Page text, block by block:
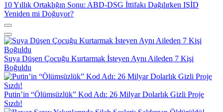
10 Yıllık Ortaklığın Sonu: ABD-DSG İttifakı Dağılırken IŞİD
Yeniden mi Doğuyor?
Suya Düşen Çocuğu Kurtarmak İsteyen Aynı Aileden 7 Kişi
Boğuldu
Putin’in “Ölümsüzlük” Kod Adı: 26 Milyar Dolarlık Gizli Proje
Sızdı!